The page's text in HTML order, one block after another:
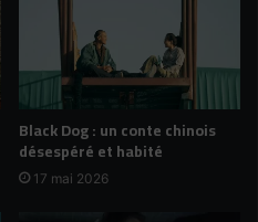
Black Dog : un conte chinois
désespéré et habité
17 mai 2026